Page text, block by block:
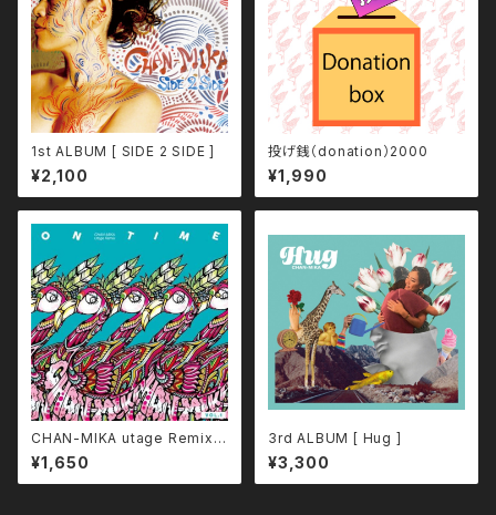
1st ALBUM [ SIDE 2 SIDE ]
¥2,100
投げ銭（donation）2000
¥1,990
CHAN-MIKA utage Remix [
ON TIME vol.1 ]
¥1,650
3rd ALBUM [ Hug ]
¥3,300